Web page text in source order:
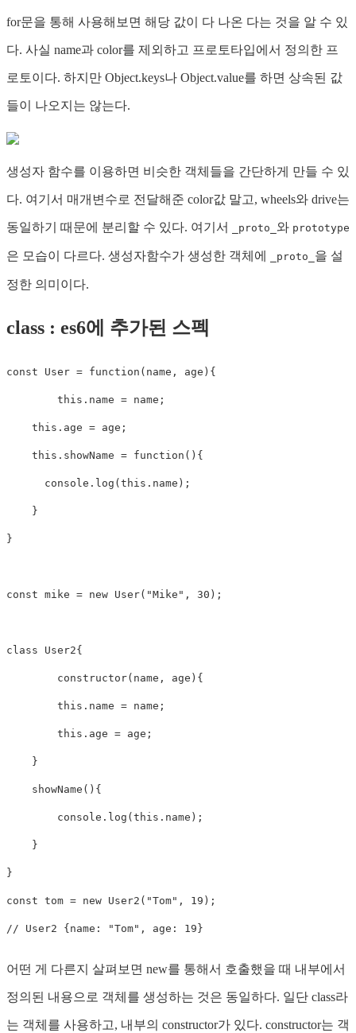
for문을 통해 사용해보면 해당 값이 다 나온 다는 것을 알 수 있
다. 사실 name과 color를 제외하고 프로토타입에서 정의한 프
로토이다. 하지만 Object.keys나 Object.value를 하면 상속된 값
들이 나오지는 않는다.
생성자 함수를 이용하면 비슷한 객체들을 간단하게 만들 수 있
다. 여기서 매개변수로 전달해준 color값 말고, wheels와 drive는
동일하기 때문에 분리할 수 있다. 여기서 _proto_ 와 prototype
은 모습이 다르다. 생성자함수가 생성한 객체에 _proto_ 을 설
정한 의미이다.
class : es6에 추가된 스펙
const User = function ( name , age ) {
this . name = name ;
this . age = age ;
this . showName = function ( ) {
      console
. log ( this . name ) ;
}
}
const mike = new User( "Mike" , 30 ) ;
class User2{
constructor( name , age ) {
this . name = name ;
this . age = age ;
}
showName ( ) {
    	console
. log ( this . name ) ;
}
}
const tom = new User2 ( "Tom" , 19 ) ;
// User2 {name: "Tom", age: 19}
어떤 게 다른지 살펴보면 new를 통해서 호출했을 때 내부에서
정의된 내용으로 객체를 생성하는 것은 동일하다. 일단 class라
는 객체를 사용하고, 내부의 constructor가 있다. constructor는 객